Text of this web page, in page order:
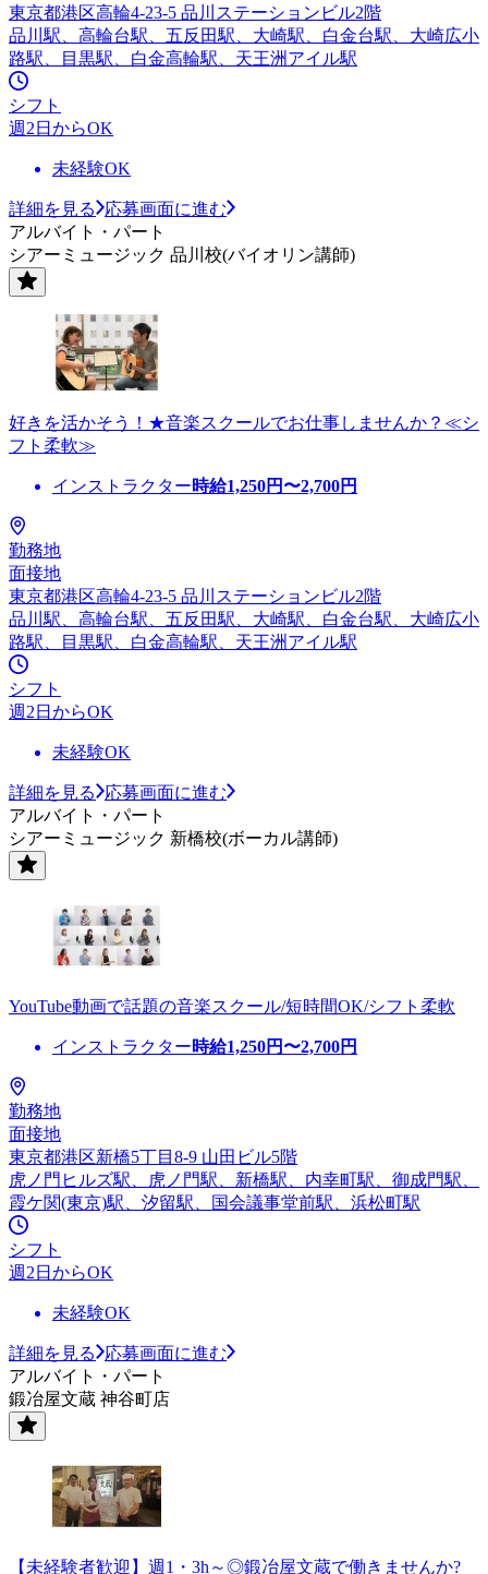
東京都港区高輪4-23-5 品川ステーションビル2階
品川駅、高輪台駅、五反田駅、大崎駅、白金台駅、大崎広小
路駅、目黒駅、白金高輪駅、天王洲アイル駅
シフト
週2日からOK
未経験OK
詳細を見る
応募画面に進む
アルバイト・パート
シアーミュージック 品川校(バイオリン講師)
好きを活かそう！★音楽スクールでお仕事しませんか？≪シ
フト柔軟≫
インストラクター時給1,250円〜2,700円
勤務地
面接地
東京都港区高輪4-23-5 品川ステーションビル2階
品川駅、高輪台駅、五反田駅、大崎駅、白金台駅、大崎広小
路駅、目黒駅、白金高輪駅、天王洲アイル駅
シフト
週2日からOK
未経験OK
詳細を見る
応募画面に進む
アルバイト・パート
シアーミュージック 新橋校(ボーカル講師)
YouTube動画で話題の音楽スクール/短時間OK/シフト柔軟
インストラクター時給1,250円〜2,700円
勤務地
面接地
東京都港区新橋5丁目8-9 山田ビル5階
虎ノ門ヒルズ駅、虎ノ門駅、新橋駅、内幸町駅、御成門駅、
霞ケ関(東京)駅、汐留駅、国会議事堂前駅、浜松町駅
シフト
週2日からOK
未経験OK
詳細を見る
応募画面に進む
アルバイト・パート
鍛冶屋文蔵 神谷町店
【未経験者歓迎】週1・3h～◎鍛冶屋文蔵で働きませんか?